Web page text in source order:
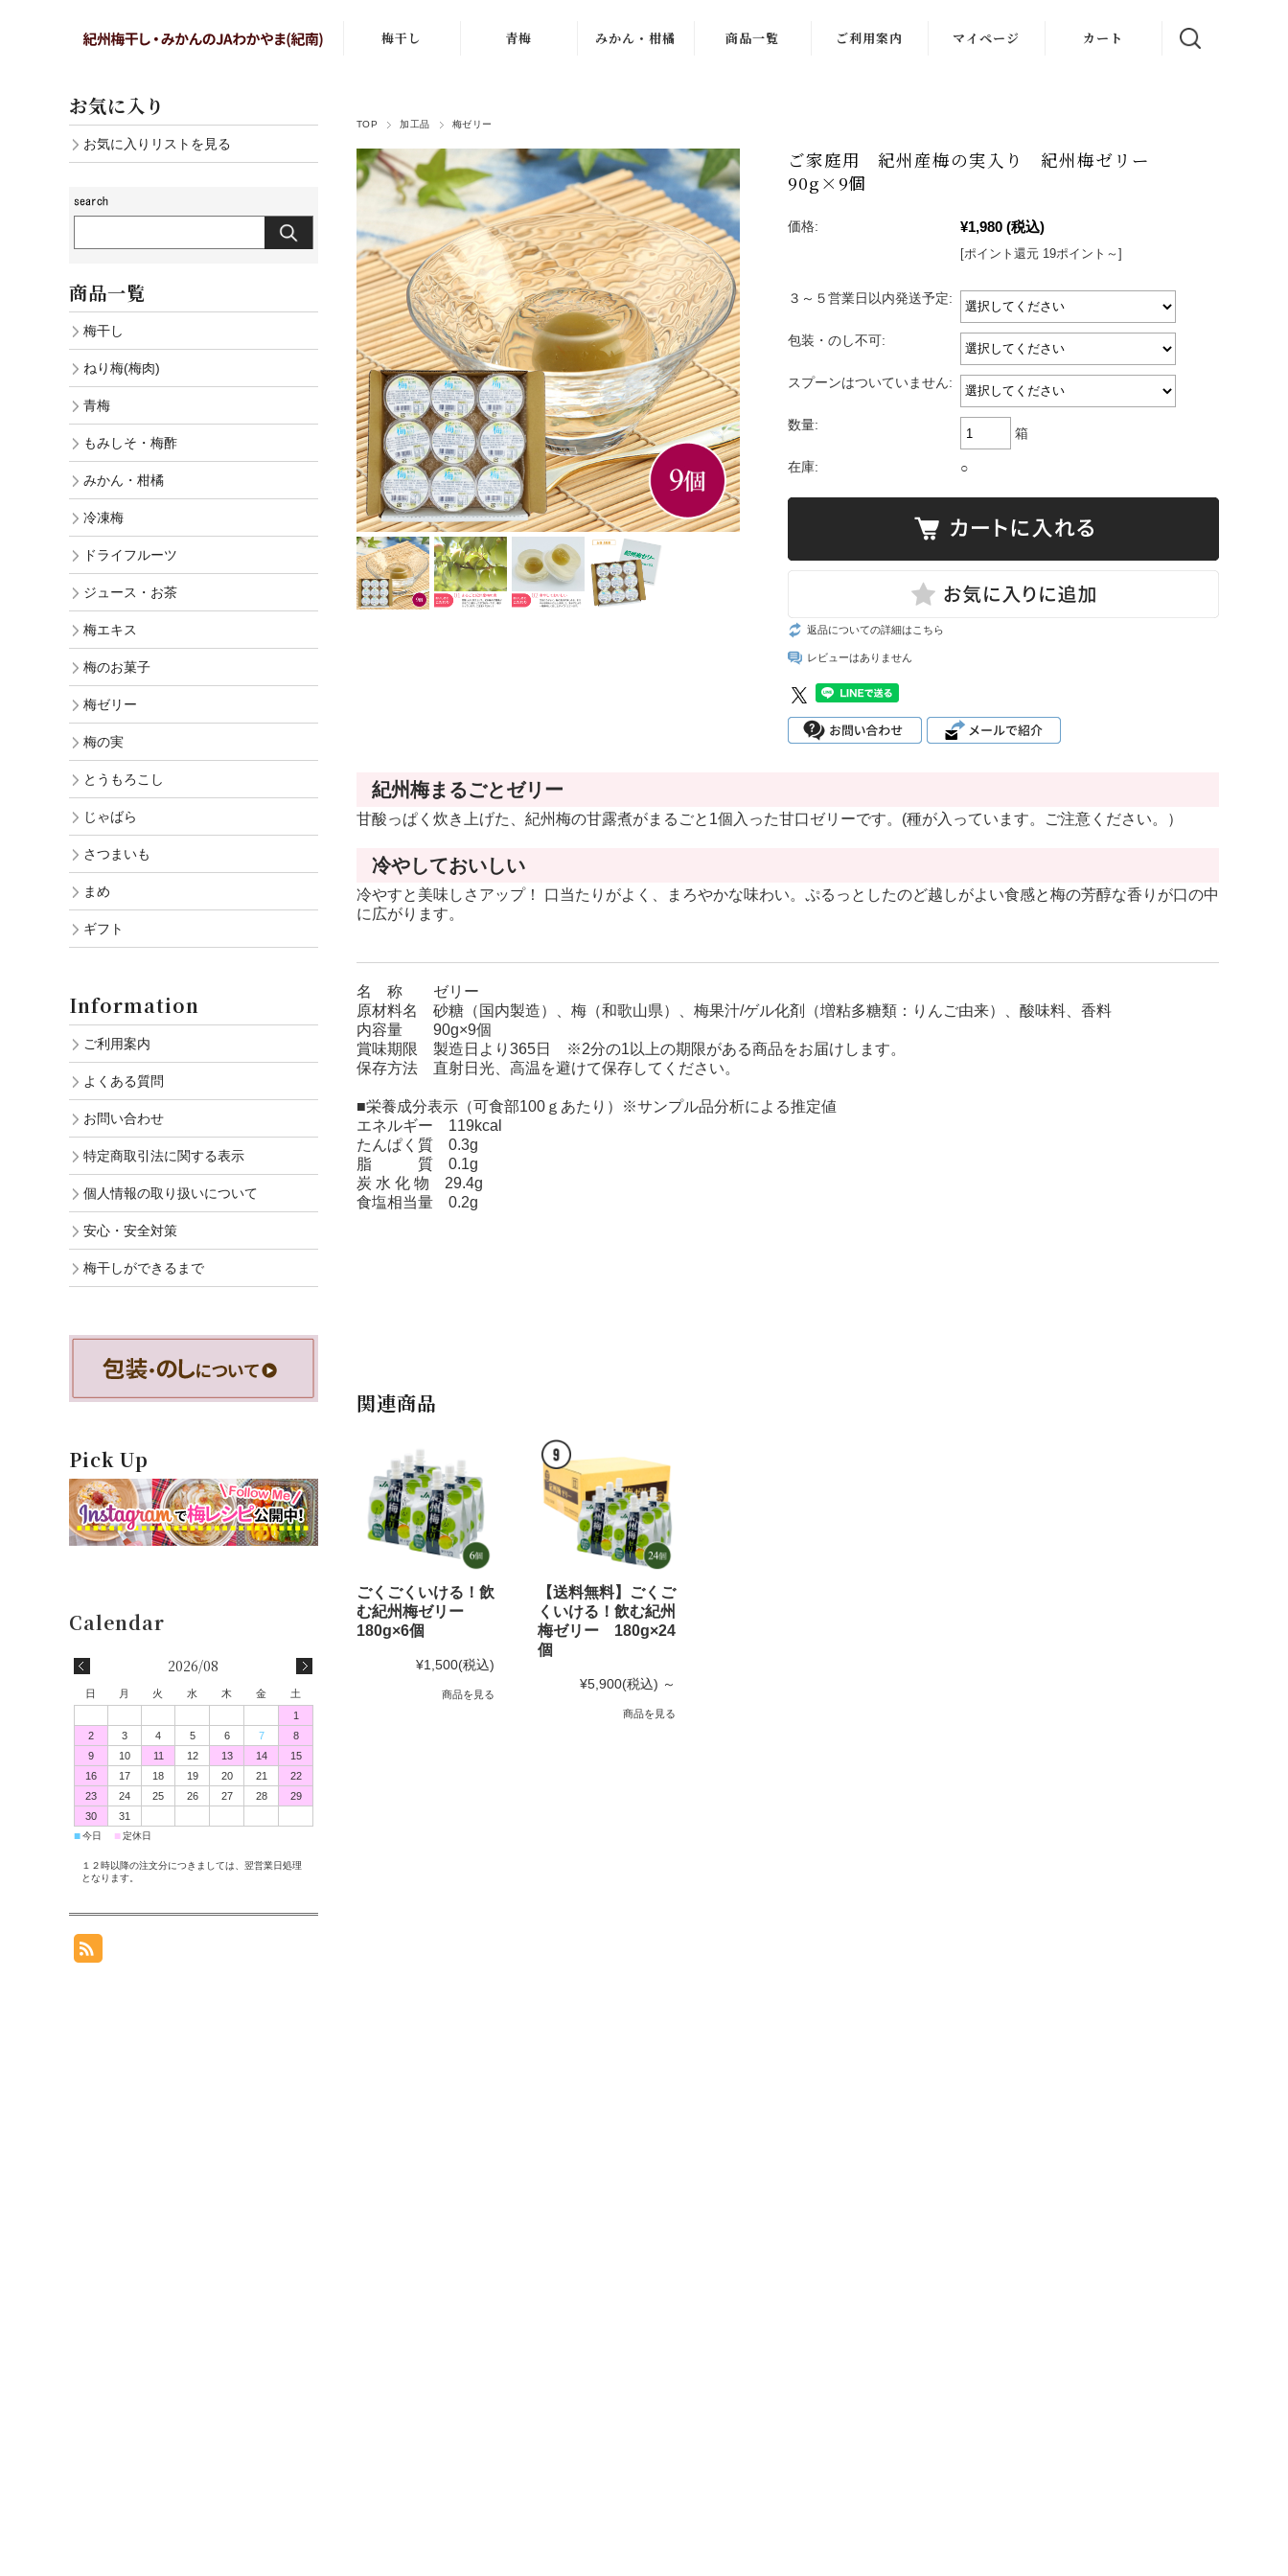
梅干し
はちみつ梅
しそ漬梅
かつお梅
こりゃ梅え
白干し梅
あまみのこつぶ
しそ漬小梅
白干し小梅
ギフト
訳あり梅干し
お買得梅干し
青梅
小梅
パープルクィー
ン
パープルキング
もみしそ・梅酢
冷凍梅
みかん・柑橘
紀南みかん
「天」
木熟みかん
じゃばら
木熟みかん
「天」
木熟みかん「極
天」
レモン
越冬木熟みかん
「紀州一番」
はるみ
葉付きポンカン
木熟はっさく
ダリン)
ン
バレンシアオレ
ンジ
商品一覧
みかん
冷凍梅
ドライフルーツ
ジュース・お茶
梅エキス
梅のお菓子
梅ゼリー
梅の実
もみしそ・梅酢
ご利用案内 マイページ カート
TOP 加工品 梅ゼリー
ご家庭用 紀州産梅の実入り 紀州梅ゼリー
90g×9個
価格: ¥1,980 (税込)
[ポイント還元 19ポイント～]
３～５営業日以内発送予定:
包装・のし不可:
スプーンはついていません:
数量:
箱
在庫: ○
返品についての詳細はこちら
レビューはありません
紀州梅まるごとゼリー
甘酸っぱく炊き上げた、紀州梅の甘露煮がまるごと1個入った甘口ゼリーです。(種が入っています。ご注意ください。）
冷やしておいしい
冷やすと美味しさアップ！ 口当たりがよく、まろやかな味わい。ぷるっとしたのど越しがよい食感と梅の芳醇な香りが口の中
に広がります。
名 称 ゼリー
原材料名 砂糖（国内製造）、梅（和歌山県）、梅果汁/ゲル化剤（増粘多糖類：りんご由来）、酸味料、香料
内容量 90g×9個
賞味期限 製造日より365日 ※2分の1以上の期限がある商品をお届けします。
保存方法 直射日光、高温を避けて保存してください。
■栄養成分表示（可食部100ｇあたり）※サンプル品分析による推定値
エネルギー 119kcal
たんぱく質 0.3g
脂 質 0.1g
炭 水 化 物 29.4g
食塩相当量 0.2g
関連商品
ごくごくいける！飲
む紀州梅ゼリー
180g×6個
¥1,500(税込)
商品を見る
【送料無料】ごくご
くいける！飲む紀州
梅ゼリー 180g×24
個
¥5,900(税込) ～
商品を見る
お気に入り
お気に入りリストを見る
商品一覧
梅干し
ねり梅(梅肉)
青梅
もみしそ・梅酢
みかん・柑橘
冷凍梅
ドライフルーツ
ジュース・お茶
梅エキス
梅のお菓子
梅ゼリー
梅の実
とうもろこし
じゃばら
さつまいも
まめ
ギフト
Information
ご利用案内
よくある質問
お問い合わせ
特定商取引法に関する表示
個人情報の取り扱いについて
安心・安全対策
梅干しができるまで
Pick Up
2026/08
日 月 火 水 木 金
土
1
2
3 4 5 6 7
8
9
10 11 12 13 14
15
16
17 18 19 20 21
22
23
24 25 26 27 28
29
30
31
■今日 ■定休日
１２時以降の注文分につきましては、翌営業日処理
となります。